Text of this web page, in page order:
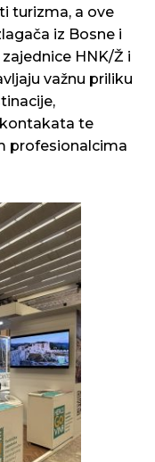
turizma, a ove
iz Bosne i
HNK/Ž i
važnu priliku
te
profesionalcima